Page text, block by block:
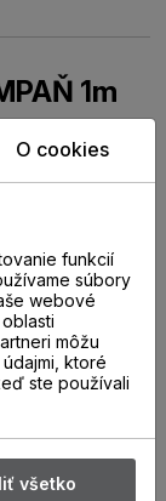
1m
10 cm a dĺžku
O cookies
funkcií
súbory
webové
môžu
ktoré
ste používali
všetko